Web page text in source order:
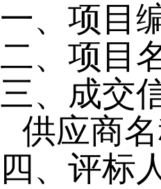
一、项目
二、项目
三、成交
供应商
四、评标